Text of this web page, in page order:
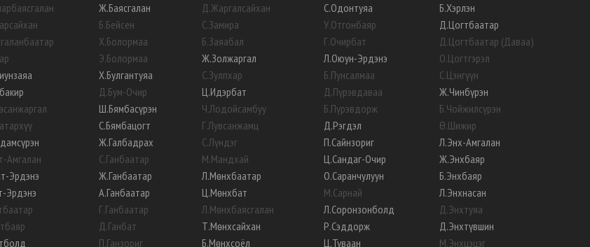
Амгалан
Эрдэнэ
Эрдэнэ
Ж.Баясгалан
Б.Бейсен
Х.Болормаа
Э.Болормаа
Х.Булгантуяа
Д.Бум-Очир
Ш.Бямбасүрэн
С.Бямбацогт
Ж.Галбадрах
С.Ганбаатар
Ж.Ганбаатар
А.Ганбаатар
Г.Ганбаатар
Д.Ганбат
П.Ганзориг
Д.Жаргалсайхан
С.Замира
Б.Заяабал
Ж.Золжаргал
С.Зулпхар
Ц.Идэрбат
Ч.Лодойсамбуу
Г.Лувсанжамц
С.Лүндэг
М.Мандхай
Л.Мөнхбаатар
Ц.Мөнхбат
Л.Мөнхбаясгалан
Т.Мөнхсайхан
Б.Мөнхсоёл
С.Одонтуяа
У.Отгонбаяр
Г.Очирбат
Л.Оюун-Эрдэнэ
Б.Пунсалмаа
Д.Пүрэвдаваа
Б.Пүрэвдорж
Д.Рэгдэл
П.Сайнзориг
Ц.Сандаг-Очир
О.Саранчулуун
М.Сарнай
Л.Соронзонболд
Р.Сэддорж
Ц.Туваан
Б.Хэрлэн
Д.Цогтбаатар
Д.Цогтбаатар (Даваа)
О.Цогтгэрэл
С.Цэнгүүн
Ж.Чинбүрэн
Б.Чойжилсүрэн
Ө.Шижир
Л.Энх-Амгалан
Ж.Энхбаяр
Б.Энхбаяр
Л.Энхнасан
Д.Энхтуяа
Д.Энхтүвшин
М.Энхцэцэг